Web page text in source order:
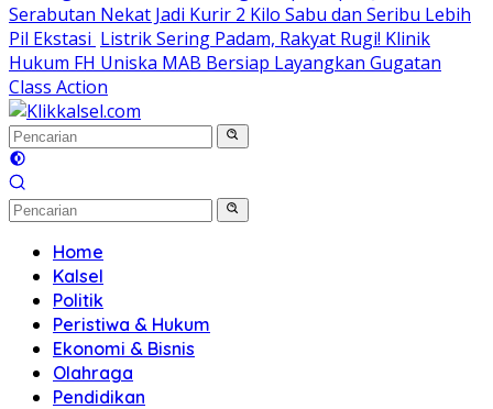
Serabutan Nekat Jadi Kurir 2 Kilo Sabu dan Seribu Lebih
Pil Ekstasi Listrik Sering Padam, Rakyat Rugi! Klinik
Hukum FH Uniska MAB Bersiap Layangkan Gugatan
Class Action
Home
Kalsel
Politik
Peristiwa & Hukum
Ekonomi & Bisnis
Olahraga
Pendidikan